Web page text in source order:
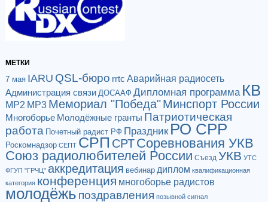
МЕТКИ
7 мая IARU QSL-бюро rrtc Аварийная радиосеть
Администрация связи ДОСААФ Дипломная программа КВ
МР2 МР3 Мемориал "Победа"Минспорт России
Многоборье Молодёжные гранты Патриотическая
работа Почетный радист РФ Праздник РО СРР
Роскомнадзор СЕПТ СРП СРТСоревнования УКВ
Союз радиолюбителей России Съезд УКВ УТС
ФГУП "ГРЧЦ" аккредитация вебинар диплом квалификационная
категория конференция многоборье радистов
молодёжь поздравления позывной сигнал